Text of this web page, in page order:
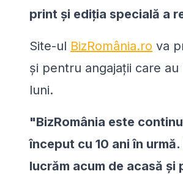
print și ediția specială a
Site-ul BizRomânia.ro va
și pentru angajații care
luni.
"BizRomânia este
început cu 10 ani în
lucrăm acum de acasă și